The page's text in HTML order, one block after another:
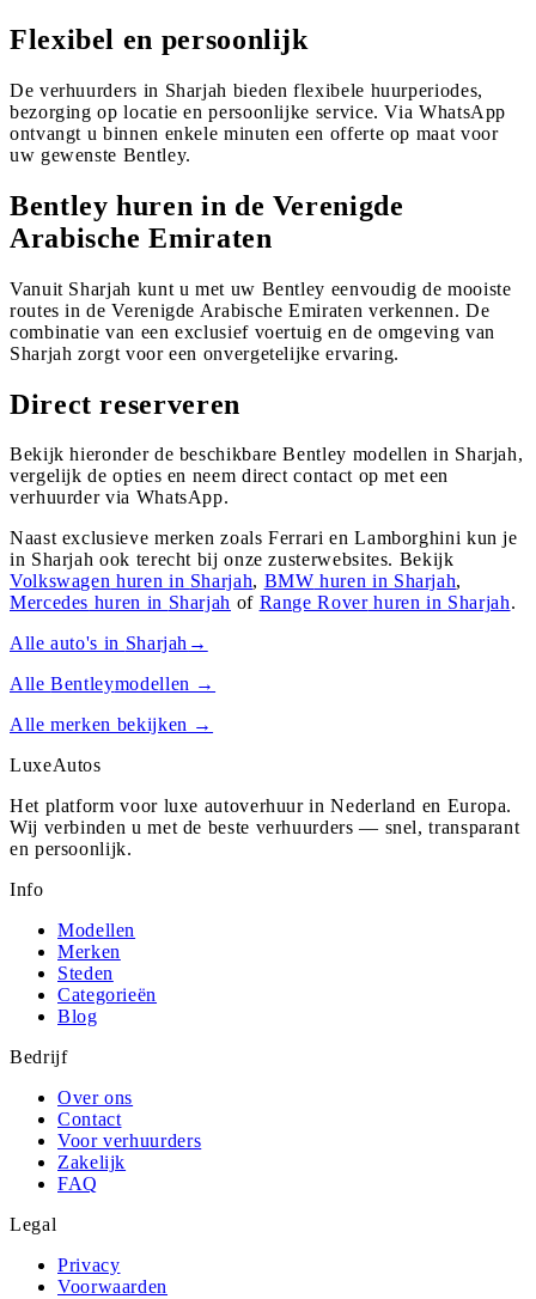
Flexibel en persoonlijk
De verhuurders in Sharjah bieden flexibele huurperiodes,
bezorging op locatie en persoonlijke service. Via WhatsApp
ontvangt u binnen enkele minuten een offerte op maat voor
uw gewenste Bentley.
Bentley huren in de Verenigde
Arabische Emiraten
Vanuit Sharjah kunt u met uw Bentley eenvoudig de mooiste
routes in de Verenigde Arabische Emiraten verkennen. De
combinatie van een exclusief voertuig en de omgeving van
Sharjah zorgt voor een onvergetelijke ervaring.
Direct reserveren
Bekijk hieronder de beschikbare Bentley modellen in Sharjah,
vergelijk de opties en neem direct contact op met een
verhuurder via WhatsApp.
Naast exclusieve merken zoals Ferrari en Lamborghini kun je
in Sharjah ook terecht bij onze zusterwebsites. Bekijk
Volkswagen huren in Sharjah, BMW huren in Sharjah,
Mercedes huren in Sharjah of Range Roverhuren in Sharjah.
Alle auto's in Sharjah →
AlleBentleymodellen →
Alle merken bekijken →
LuxeAutos
Het platform voor luxe autoverhuur in Nederland en Europa.
Wij verbinden u met de beste verhuurders — snel, transparant
en persoonlijk.
Info
Modellen
Merken
Steden
Categorieën
Blog
Bedrijf
Over ons
Contact
Voor verhuurders
Zakelijk
FAQ
Legal
Privacy
Voorwaarden